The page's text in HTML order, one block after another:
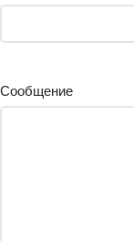
Сообщение